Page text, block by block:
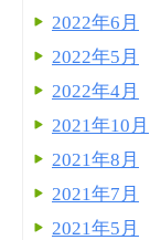
2022年6月
2022年5月
2022年4月
2021年10月
2021年8月
2021年7月
2021年5月